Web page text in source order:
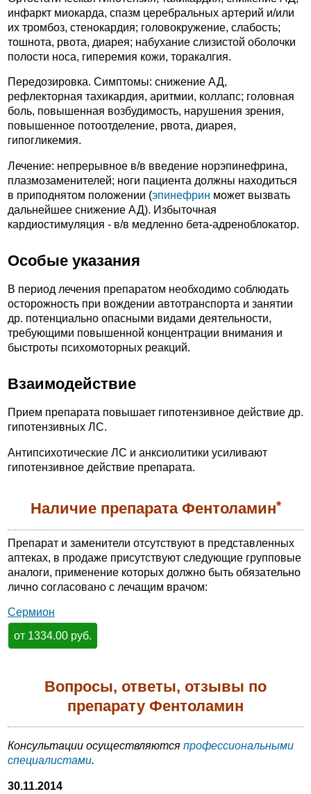
инфаркт миокарда, спазм церебральных артерий и/или
их тромбоз, стенокардия; головокружение, слабость;
тошнота, рвота, диарея; набухание слизистой оболочки
полости носа, гиперемия кожи, торакалгия.
Передозировка. Симптомы: снижение АД,
рефлекторная тахикардия, аритмии, коллапс; головная
боль, повышенная возбудимость, нарушения зрения,
повышенное потоотделение, рвота, диарея,
гипогликемия.
Лечение: непрерывное в/в введение норэпинефрина,
плазмозаменителей; ноги пациента должны находиться
в приподнятом положении (эпинефрин может вызвать
дальнейшее снижение АД). Избыточная
кардиостимуляция - в/в медленно бета-адреноблокатор.
Особые указания
В период лечения препаратом необходимо соблюдать
осторожность при вождении автотранспорта и занятии
др. потенциально опасными видами деятельности,
требующими повышенной концентрации внимания и
быстроты психомоторных реакций.
Взаимодействие
Прием препарата повышает гипотензивное действие др.
гипотензивных ЛС.
Антипсихотические ЛС и анксиолитики усиливают
гипотензивное действие препарата.
Наличие препарата Фентоламин*
Препарат и заменители отсутствуют в представленных
аптеках, в продаже присутствуют следующие групповые
аналоги, применение которых должно быть обязательно
лично согласовано с лечащим врачом:
Сермион
от 1334.00 руб.
Вопросы, ответы, отзывы по
препарату Фентоламин
Консультации осуществляются профессиональными
специалистами.
30.11.2014